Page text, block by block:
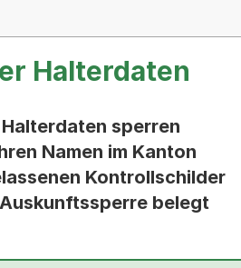
Halterdaten
sperren
Namen im Kanton
Kontrollschilder
belegt